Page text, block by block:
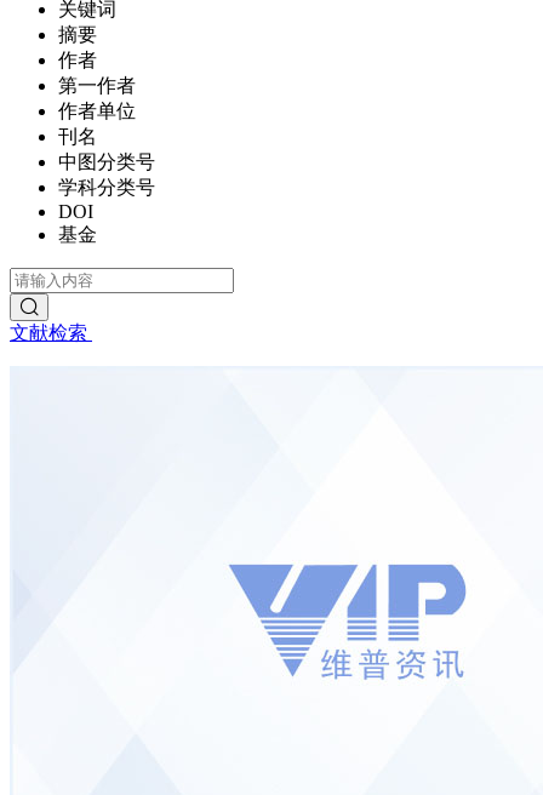
关键词
摘要
作者
第一作者
作者单位
刊名
中图分类号
学科分类号
DOI
基金
文献检索